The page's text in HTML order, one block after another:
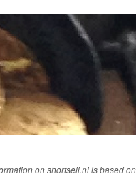
on shortsell.nl is based